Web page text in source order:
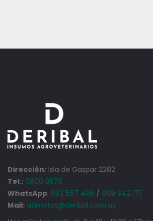
Dirección: Isla de Gaspar 2282
Tel.: 0800 8575
WhatsApp: 092 567 486 / 099 942 171
Mail: admvtas@deribal.com.uy